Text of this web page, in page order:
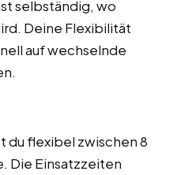
selbständig, wo
Deine Flexibilität
auf wechselnde
flexibel zwischen 8
Die Einsatzzeiten